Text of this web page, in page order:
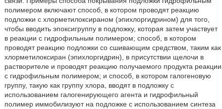
полимером включают способ, в котором проводят реакцию
подложки с хлорметилоксираном (эпихлоргидрином) для того,
чтобы вводить эпоксигруппу в подложку, которая затем участвует
в реакции с гидрофильным полимером; способ, в котором
проводят реакцию подложки со сшивающим средством, таким как
хлорметилоксиран (эпихлоргидрин), в присутствии щелочи в
растворителе и проводят реакцию получаемого продукта реакции
с гидрофильным полимером; и способ, в котором галогеновую
группу, такую как группу хлора, вводят в подложку с
использованием галогенирующего агента и гидрофильный
полимер иммобилизуют на подложке с использованием синтеза